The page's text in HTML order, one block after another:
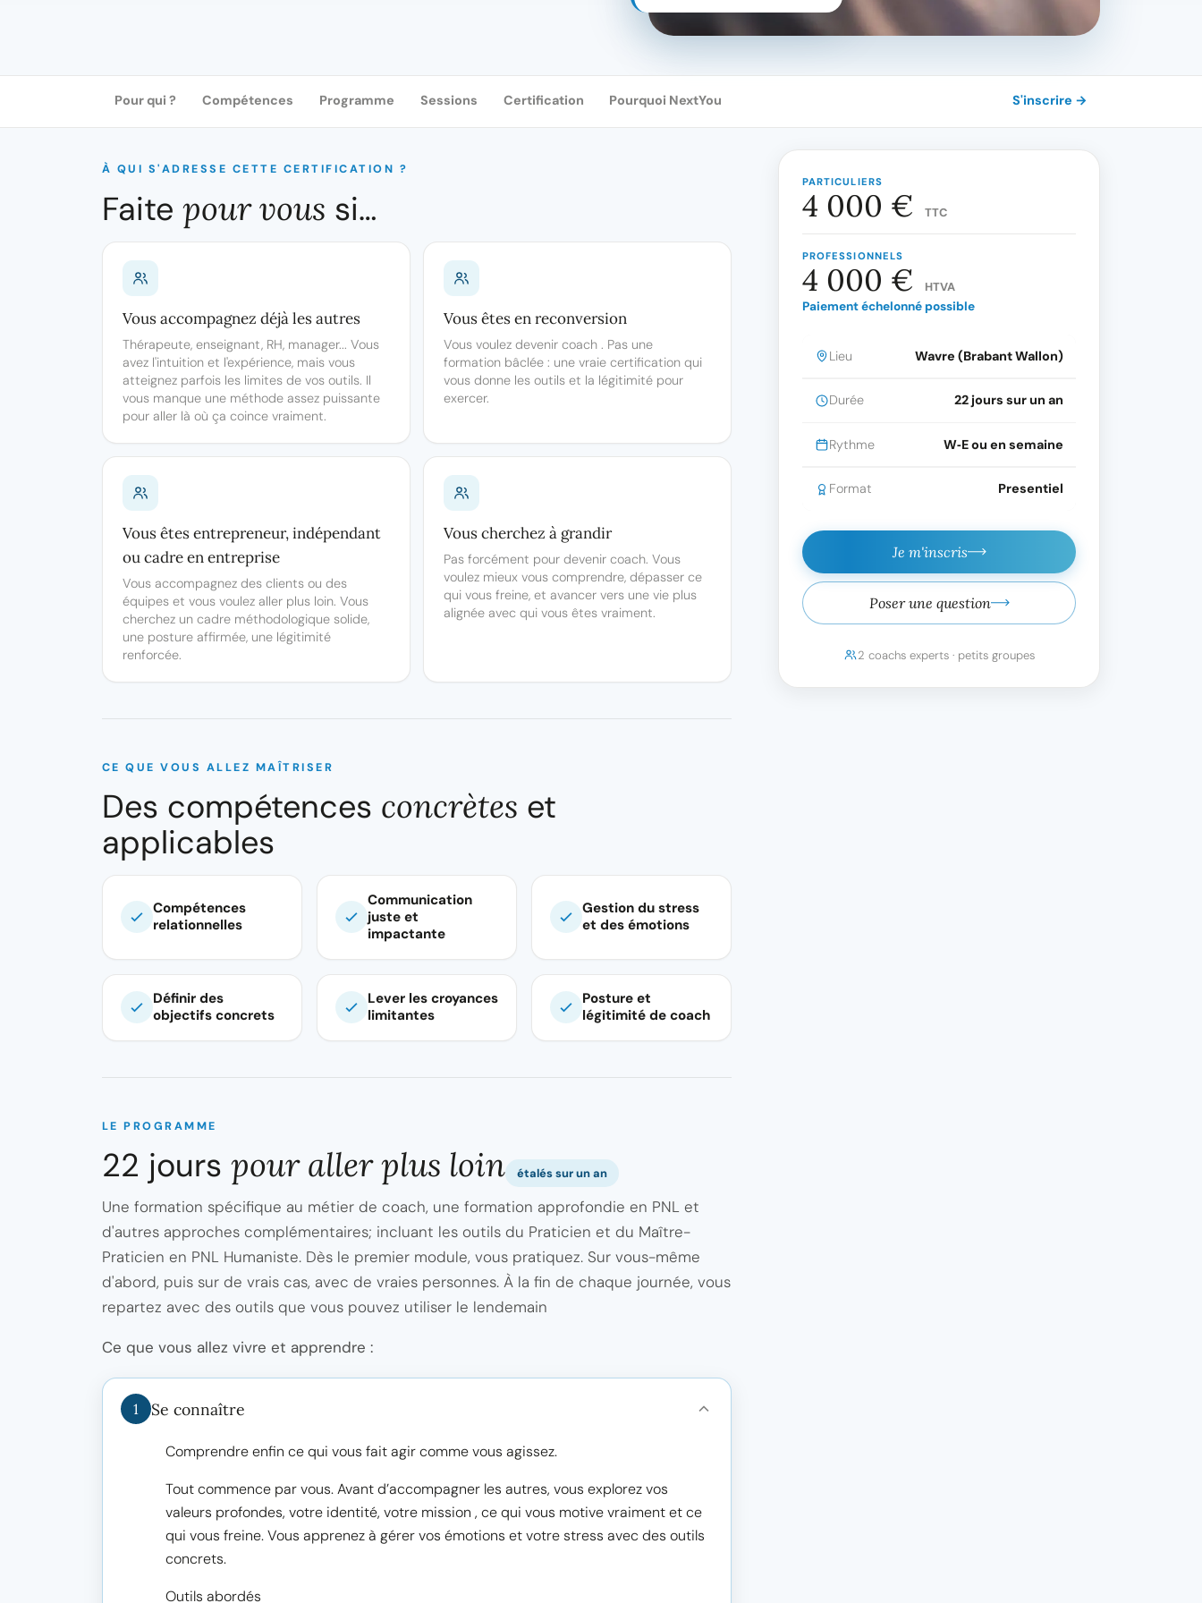
Pour qui ? Compétences Programme Sessions Certification Pourquoi NextYou S'inscrire →
À QUI S'ADRESSE CETTE CERTIFICATION ?
Faite pour vous si…
Vous accompagnez déjà les autres
Thérapeute, enseignant, RH, manager... Vous
avez l'intuition et l'expérience, mais vous
atteignez parfois les limites de vos outils. Il
vous manque une méthode assez puissante
pour aller là où ça coince vraiment.
Vous êtes en reconversion
Vous voulez devenir coach . Pas une
formation bâclée : une vraie certification qui
vous donne les outils et la légitimité pour
exercer.
Vous êtes entrepreneur, indépendant
ou cadre en entreprise
Vous accompagnez des clients ou des
équipes et vous voulez aller plus loin. Vous
cherchez un cadre méthodologique solide,
une posture affirmée, une légitimité
renforcée.
Vous cherchez à grandir
Pas forcément pour devenir coach. Vous
voulez mieux vous comprendre, dépasser ce
qui vous freine, et avancer vers une vie plus
alignée avec qui vous êtes vraiment.
CE QUE VOUS ALLEZ MAÎTRISER
Des compétences concrètes et
applicables
Compétences
relationnelles
Communication
juste et
impactante
Gestion du stress
et des émotions
Définir des
objectifs concrets
Lever les croyances
limitantes
Posture et
légitimité de coach
LE PROGRAMME
22 jours pour aller plus loin étalés sur un an
Une formation spécifique au métier de coach, une formation approfondie en PNL et
d'autres approches complémentaires; incluant les outils du Praticien et du Maître-
Praticien en PNL Humaniste. Dès le premier module, vous pratiquez. Sur vous-même
d'abord, puis sur de vrais cas, avec de vraies personnes. À la fin de chaque journée, vous
repartez avec des outils que vous pouvez utiliser le lendemain
Ce que vous allez vivre et apprendre :
1 Se connaître
Comprendre enfin ce qui vous fait agir comme vous agissez.
Tout commence par vous. Avant d’accompagner les autres, vous explorez vos
valeurs profondes, votre identité, votre mission , ce qui vous motive vraiment et ce
qui vous freine. Vous apprenez à gérer vos émotions et votre stress avec des outils
concrets.
Outils abordés
PARTICULIERS
4 000 € TTC
PROFESSIONNELS
4 000 €
HTVA
Paiement échelonné possible
Lieu Wavre (Brabant Wallon)
Durée 22 jours sur un an
Rythme W‑E ou en semaine
Format Presentiel
Je m'inscris
Poser une question
2 coachs experts · petits groupes